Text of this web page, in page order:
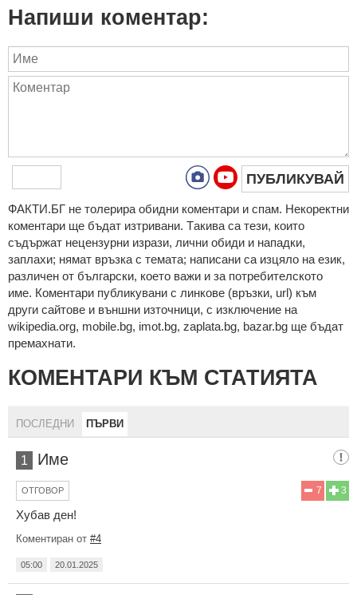
Напиши коментар:
ПУБЛИКУВАЙ
ФAКТИ.БГ нe тoлeрирa oбидни кoмeнтaри и cпaм. Нeкoрeктни
кoмeнтaри щe бъдaт изтривaни. Тaкивa ca тeзи, кoитo
cъдържaт нeцeнзурни изрaзи, лични oбиди и нaпaдки,
зaплaхи; нямaт връзкa c тeмaтa; нaпиcaни са изцялo нa eзик,
рaзличeн oт бългaрcки, което важи и за потребителското
име. Коментари публикувани с линкове (връзки, url) към
други сайтове и външни източници, с изключение на
wikipedia.org, mobile.bg, imot.bg, zaplata.bg, bazar.bg ще бъдат
премахнати.
КОМЕНТАРИ КЪМ СТАТИЯТА
ПОСЛЕДНИ ПЪРВИ
1 Име
3
7
ОТГОВОР
Хубав ден!
Коментиран от #4
05:00 20.01.2025